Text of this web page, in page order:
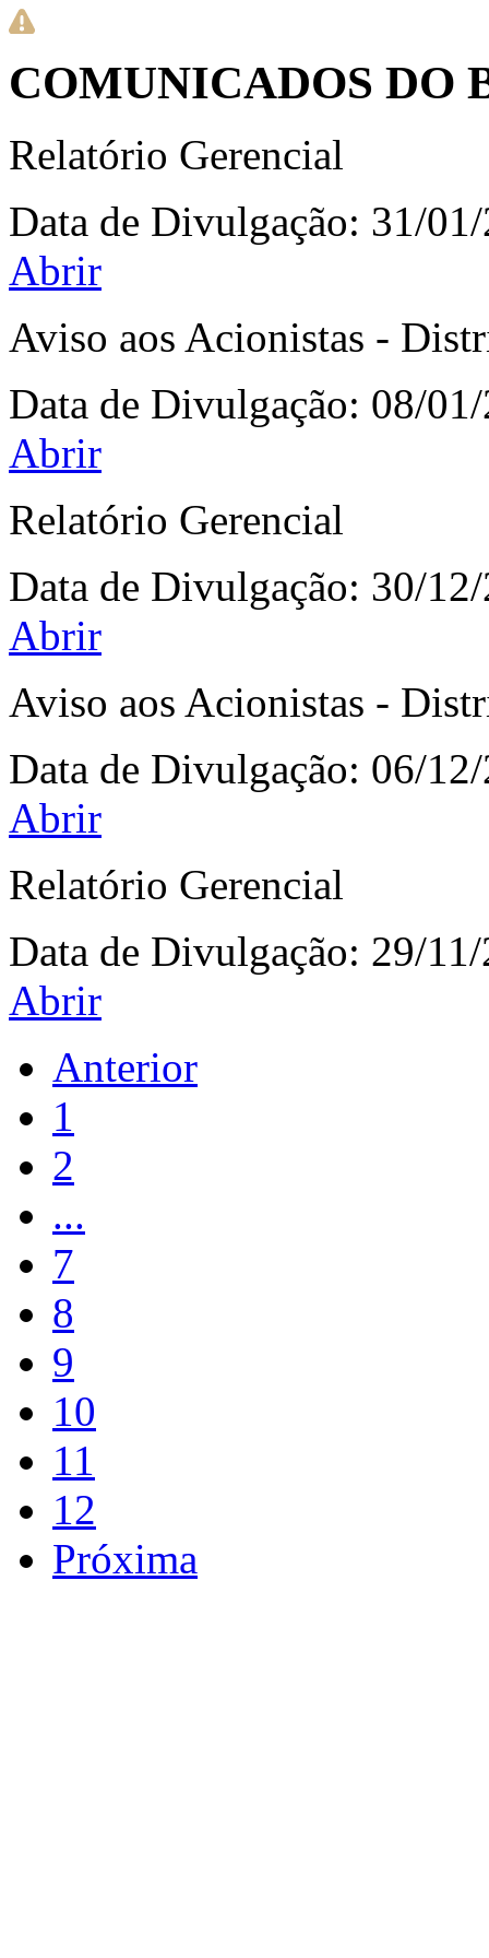
COMUNICADOS DO
Relatório Gerencial
Data de Divulgação: 31/
Abrir
Aviso aos Acionistas -
Data de Divulgação: 08/
Abrir
Relatório Gerencial
Data de Divulgação: 30/
Abrir
Aviso aos Acionistas -
Data de Divulgação: 06/
Abrir
Relatório Gerencial
Data de Divulgação: 29/
Abrir
Anterior
1
2
...
7
8
9
10
11
12
Próxima